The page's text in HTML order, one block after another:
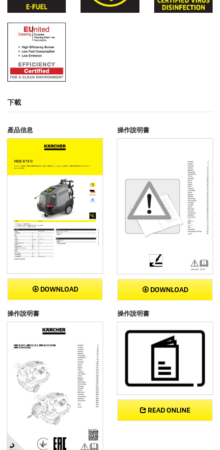
下載
產品信息
DOWNLOAD
操作說明書
DOWNLOAD
操作說明書 操作說明書
READ ONLINE